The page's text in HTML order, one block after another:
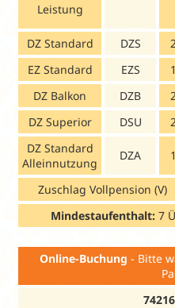
Leistung
DZ Standard
DZS
EZ Standard
EZS 1
DZ Balkon
DZB
DZ Superior
DSU
DZ Standard
Alleinnutzung
DZA 1
Zuschlag Vollpension (V)
Mindestaufenthalt: 7
Online-Buchung - Bitte